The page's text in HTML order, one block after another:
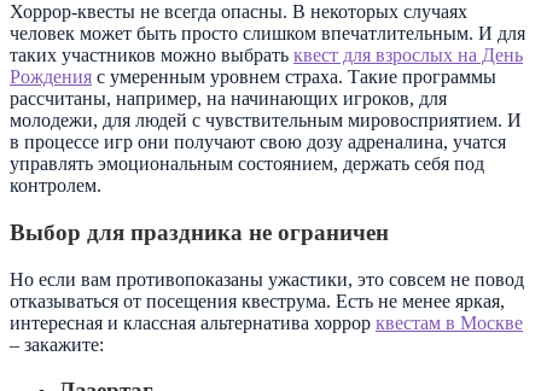
Хоррор-квесты не всегда опасны. В некоторых случаях
человек может быть просто слишком впечатлительным. И для
таких участников можно выбрать квест для взрослых на День
Рождения с умеренным уровнем страха. Такие программы
рассчитаны, например, на начинающих игроков, для
молодежи, для людей с чувствительным мировосприятием. И
в процессе игр они получают свою дозу адреналина, учатся
управлять эмоциональным состоянием, держать себя под
контролем.
Выбор для праздника не ограничен
Но если вам противопоказаны ужастики, это совсем не повод
отказываться от посещения квеструма. Есть не менее яркая,
интересная и классная альтернатива хоррор квестам в Москве
– закажите: